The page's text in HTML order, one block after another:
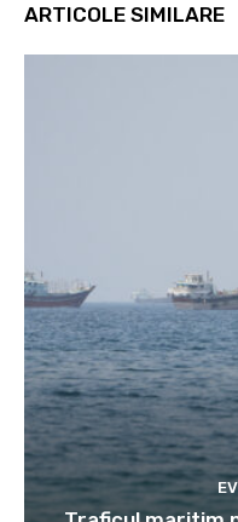
ARTICOLE SIMILARE